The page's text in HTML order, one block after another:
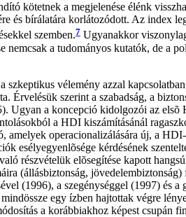
kötetnek a megjelenése élénk
és bírálatára korlátozódott. Az index
szemben.7 Ugyanakkor
a tudományos kutatók, de a
vélemény azzal
Érvelésük szerint a szabadság, a
Ugyan a koncepció kidolgozói az
a HDI kiszámításánál
operacionalizálására új, a
esélyegyenlõsége kérdésének
részvételük elõsegítése kapott
(állásbiztonság,
(1996), a szegénységgel (1997)
egy ízben hajtottak végre
a korábbiakhoz képest